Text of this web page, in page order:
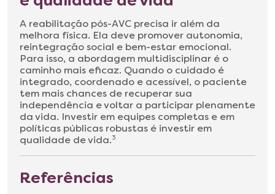
A reabilitação pós-AVC precisa ir além da
melhora física. Ela deve promover autonomia,
reintegração social e bem-estar emocional.
Para isso, a abordagem multidisciplinar é o
caminho mais eficaz. Quando o cuidado é
integrado, coordenado e acessível, o paciente
tem mais chances de recuperar sua
independência e voltar a participar plenamente
da vida. Investir em equipes completas e em
políticas públicas robustas é investir em
qualidade de vida.3
Referências